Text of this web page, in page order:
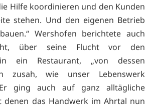
Hilfe koordinieren und den Kunden
stehen. Und den eigenen Betrieb
Wershofen berichtete auch
über seine Flucht vor den
in ein Restaurant, „von dessen
zusah, wie unser Lebenswerk
Er ging auch auf ganz alltägliche
denen das Handwerk im Ahrtal nun